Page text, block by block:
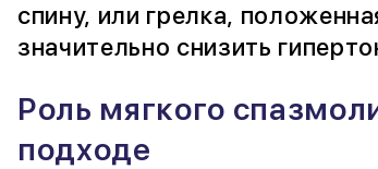
спину, или грелка,
значительно снизить
Роль мягкого
подходе